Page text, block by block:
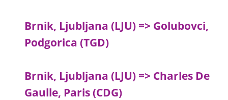
Brnik, Ljubljana (LJU) => Golubovci,
Podgorica (TGD)
Brnik, Ljubljana (LJU) => Charles De
Gaulle, Paris (CDG)